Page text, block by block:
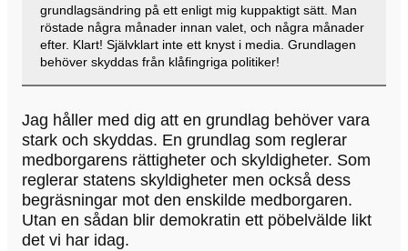
grundlagsändring på ett enligt mig kuppaktigt sätt. Man
röstade några månader innan valet, och några månader
efter. Klart! Självklart inte ett knyst i media. Grundlagen
behöver skyddas från klåfingriga politiker!
Jag håller med dig att en grundlag behöver vara
stark och skyddas. En grundlag som reglerar
medborgarens rättigheter och skyldigheter. Som
reglerar statens skyldigheter men också dess
begräsningar mot den enskilde medborgaren.
Utan en sådan blir demokratin ett pöbelvälde likt
det vi har idag.